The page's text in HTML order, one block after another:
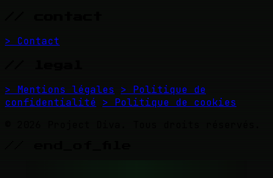
> Contact
> Mentions légales
> Politique de
confidentialité > Politique de cookies